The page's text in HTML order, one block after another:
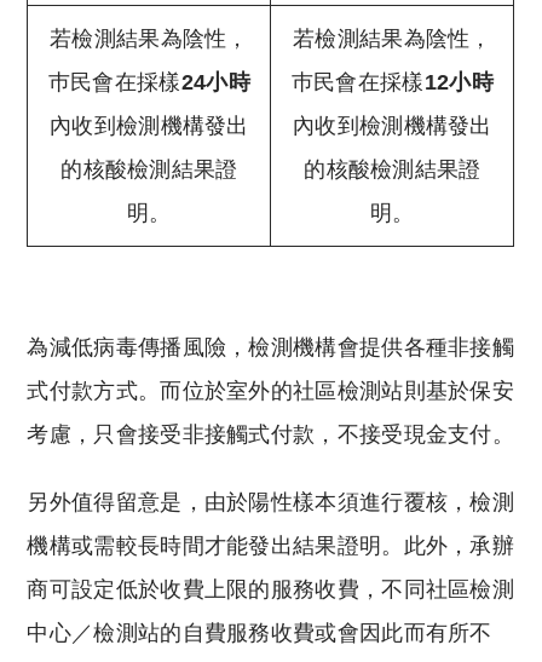
若檢測結果為陰性，
巿民會在採樣24小時
內收到檢測機構發出
的核酸檢測結果證
明。
若檢測結果為陰性，
巿民會在採樣12小時
內收到檢測機構發出
的核酸檢測結果證
明。
為減低病毒傳播風險，檢測機構會提供各種非接觸
式付款方式。而位於室外的社區檢測站則基於保安
考慮，只會接受非接觸式付款，不接受現金支付。
另外值得留意是，由於陽性樣本須進行覆核，檢測
機構或需較長時間才能發出結果證明。此外，承辦
商可設定低於收費上限的服務收費，不同社區檢測
中心／檢測站的自費服務收費或會因此而有所不